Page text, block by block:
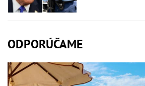
ODPORÚČAME